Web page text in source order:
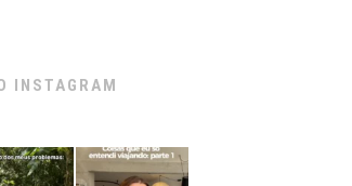
INSTAGRAM